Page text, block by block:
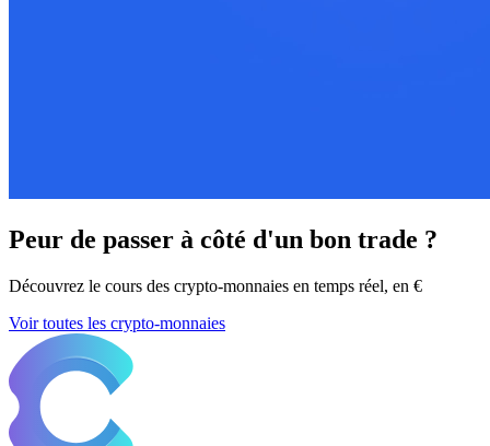
Peur de passer à côté d'un bon trade ?
Découvrez le cours des crypto-monnaies en temps réel, en €
Voir toutes les crypto-monnaies